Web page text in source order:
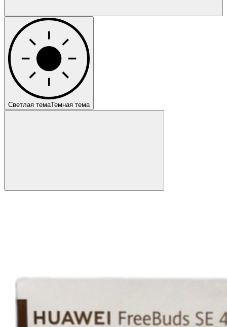
Светлая темаТемная тема